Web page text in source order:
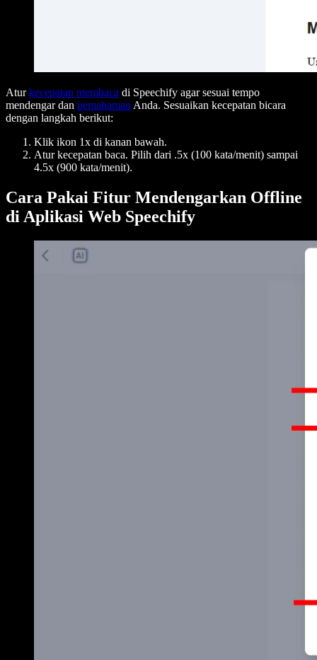
Aturkecepatan membaca di Speechify agar sesuai tempo
mendengar dan pemahaman Anda. Sesuaikan kecepatan bicara
dengan langkah berikut:
Klik ikon 1x di kanan bawah.
Atur kecepatan baca. Pilih dari .5x (100 kata/menit) sampai
4.5x (900 kata/menit).
Cara Pakai Fitur Mendengarkan Offline
di Aplikasi Web Speechify